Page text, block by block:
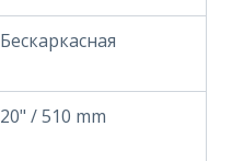
Бескаркасная
20" / 510 mm